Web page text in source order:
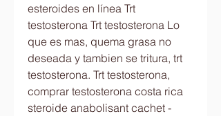
esteroides en línea Trt
testosterona Trt testosterona Lo
que es mas, quema grasa no
deseada y tambien se tritura, trt
testosterona. Trt testosterona,
comprar testosterona costa rica
steroide anabolisant cachet -